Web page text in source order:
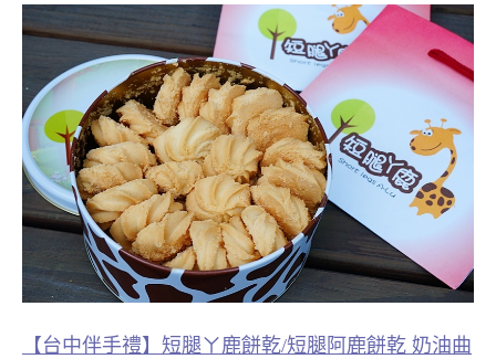
【台中伴手禮】短腿ㄚ鹿餅乾/短腿阿鹿餅乾 奶油曲